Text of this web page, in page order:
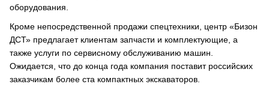
оборудования.
Кроме непосредственной продажи спецтехники, центр «Бизон
ДСТ» предлагает клиентам запчасти и комплектующие, а
также услуги по сервисному обслуживанию машин.
Ожидается, что до конца года компания поставит российских
заказчикам более ста компактных экскаваторов.